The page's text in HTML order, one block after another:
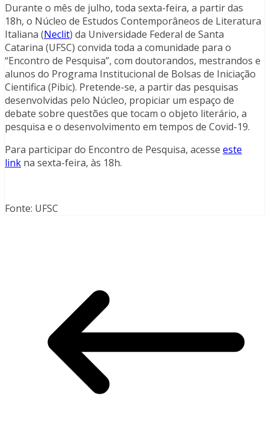
Durante o mês de julho, toda sexta-feira, a partir das
18h, o Núcleo de Estudos Contemporâneos de Literatura
Italiana (Neclit) da Universidade Federal de Santa
Catarina (UFSC) convida toda a comunidade para o
“Encontro de Pesquisa”, com doutorandos, mestrandos e
alunos do Programa Institucional de Bolsas de Iniciação
Cientifica (Pibic). Pretende-se, a partir das pesquisas
desenvolvidas pelo Núcleo, propiciar um espaço de
debate sobre questões que tocam o objeto literário, a
pesquisa e o desenvolvimento em tempos de Covid-19.
Para participar do Encontro de Pesquisa, acesse este
link na sexta-feira, às 18h.
Fonte: UFSC